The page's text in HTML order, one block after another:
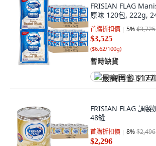
FRISIAN FLAG
原味 120包, 222g,
首購折扣價 5%$3,725
$3,525
($6.62/100g)
暫時缺貨
最高再省 $177 (王
FRISIAN FLAG 調
48罐
首購折扣價 8%$2,496
$2,296